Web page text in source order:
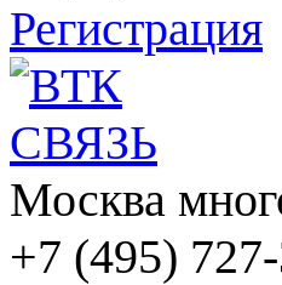
Регистрация
Москва
+7 (495)